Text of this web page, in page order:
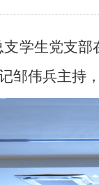
学生党支
邹伟兵主持